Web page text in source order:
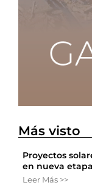
Más visto
Proyectos
en nueva etapa
Leer Más >>